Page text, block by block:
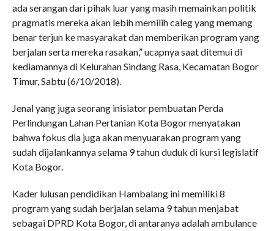
ada serangan dari pihak luar yang masih memainkan politik
pragmatis mereka akan lebih memilih caleg yang memang
benar terjun ke masyarakat dan memberikan program yang
berjalan serta mereka rasakan,” ucapnya saat ditemui di
kediamannya di Kelurahan Sindang Rasa, Kecamatan Bogor
Timur, Sabtu (6/10/2018).
Jenal yang juga seorang inisiator pembuatan Perda
Perlindungan Lahan Pertanian Kota Bogor menyatakan
bahwa fokus dia juga akan menyuarakan program yang
sudah dijalankannya selama 9 tahun duduk di kursi legislatif
Kota Bogor.
Kader lulusan pendidikan Hambalang ini memiliki 8
program yang sudah berjalan selama 9 tahun menjabat
sebagai DPRD Kota Bogor, di antaranya adalah ambulance